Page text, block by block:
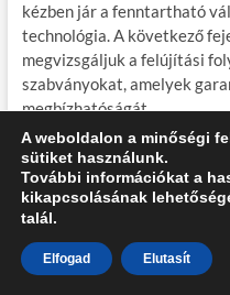
kézben jár a fenntartható
technológia. A következő
megvizsgáljuk a felújítási
szabványokat, amelyek
megbízhatóságát.
A tartalom mesterséges intelligencia
A cikkben szereplő információk
tanácsadásnak, és nem
Bejegyzés
ElőzőE
l
Okostelefonok piacának
A weboldalon a minőségi
sütiket használunk.
További információkat a
kikapcsolásának
talál.
Elfogad Elutasít